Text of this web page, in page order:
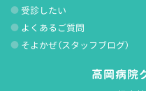
受診したい
よくあるご質問
そよかぜ（スタッフブログ）
高岡病院